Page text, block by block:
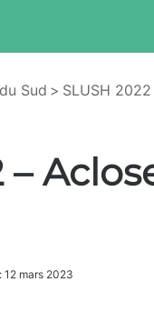
Sud > SLUSH
–
12 mars 2023